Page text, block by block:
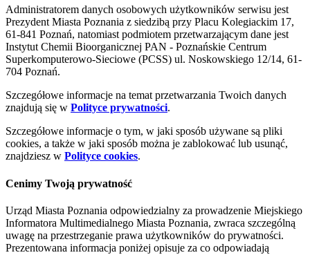
Administratorem danych osobowych użytkowników serwisu jest
Prezydent Miasta Poznania z siedzibą przy Placu Kolegiackim 17,
61-841 Poznań, natomiast podmiotem przetwarzającym dane jest
Instytut Chemii Bioorganicznej PAN - Poznańskie Centrum
Superkomputerowo-Sieciowe (PCSS) ul. Noskowskiego 12/14, 61-
704 Poznań.
Szczegółowe informacje na temat przetwarzania Twoich danych
znajdują się w Polityce prywatności.
Szczegółowe informacje o tym, w jaki sposób używane są pliki
cookies, a także w jaki sposób można je zablokować lub usunąć,
znajdziesz w Polityce cookies.
Cenimy Twoją prywatność
Urząd Miasta Poznania odpowiedzialny za prowadzenie Miejskiego
Informatora Multimedialnego Miasta Poznania, zwraca szczególną
uwagę na przestrzeganie prawa użytkowników do prywatności.
Prezentowana informacja poniżej opisuje za co odpowiadają